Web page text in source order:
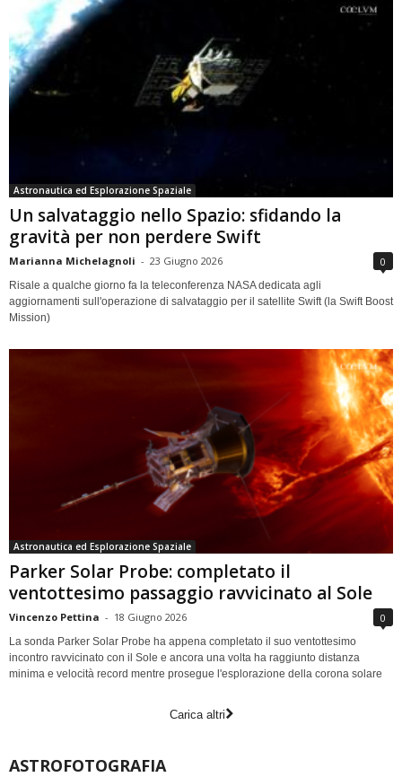
Astronautica ed Esplorazione Spaziale
Un salvataggio nello Spazio: sfidando la
gravità per non perdere Swift
Marianna Michelagnoli - 23 Giugno 2026 0
Risale a qualche giorno fa la teleconferenza NASA dedicata agli
aggiornamenti sull'operazione di salvataggio per il satellite Swift (la Swift Boost
Mission)
Astronautica ed Esplorazione Spaziale
Parker Solar Probe: completato il
ventottesimo passaggio ravvicinato al Sole
Vincenzo Pettina - 18 Giugno 2026 0
La sonda Parker Solar Probe ha appena completato il suo ventottesimo
incontro ravvicinato con il Sole e ancora una volta ha raggiunto distanza
minima e velocità record mentre prosegue l'esplorazione della corona solare
Carica altri
ASTROFOTOGRAFIA